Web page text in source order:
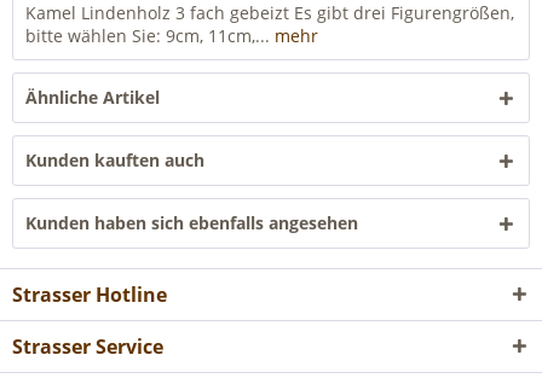
Kamel Lindenholz 3 fach gebeizt Es gibt drei Figurengrößen,
bitte wählen Sie: 9cm, 11cm,... mehr
Ähnliche Artikel
Kunden kauften auch
Kunden haben sich ebenfalls angesehen
Strasser Hotline
Strasser Service